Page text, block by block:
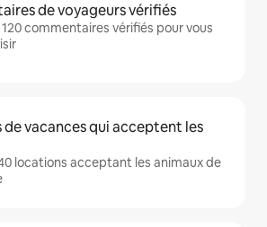
de voyageurs vérifiés
120 commentaires vérifiés pour vous
de vacances qui acceptent les
locations acceptant les animaux de